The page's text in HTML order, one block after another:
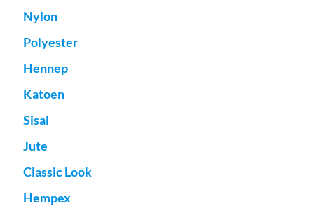
Nylon
Polyester
Hennep
Katoen
Sisal
Jute
Classic Look
Hempex